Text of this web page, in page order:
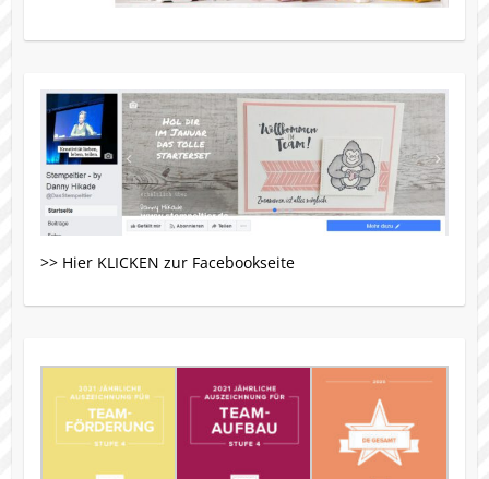
>> Hier KLICKEN zur Facebookseite